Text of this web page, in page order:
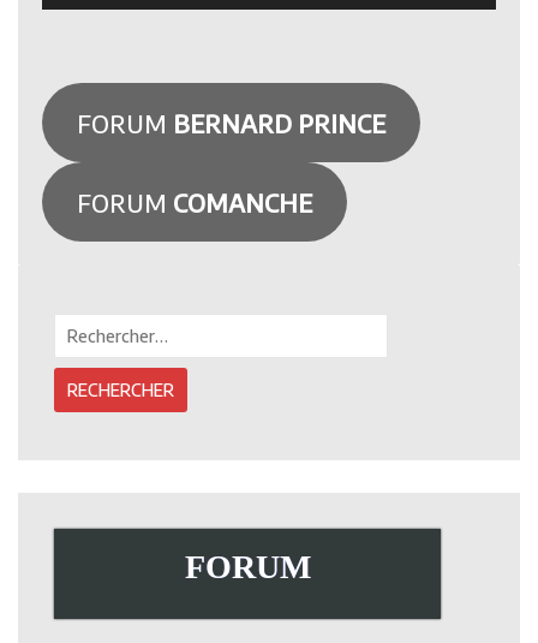
audio
FORUM BERNARD PRINCE
FORUM COMANCHE
FORUM